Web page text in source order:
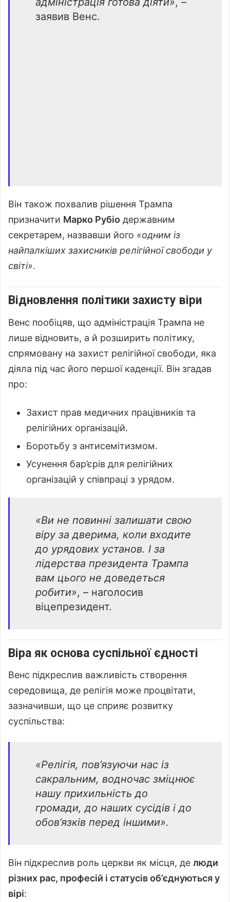
заявив Венс.
Він також похвалив рішення Трампа
призначити Марко Рубіо державним
секретарем, назвавши його «одним із
найпалкіших захисників релігійної свободи у
світі».
Відновлення політики захисту віри
Венс пообіцяв, що адміністрація Трампа не
лише відновить, а й розширить політику,
спрямовану на захист релігійної свободи, яка
діяла під час його першої каденції. Він згадав
про:
Захист прав медичних працівників та
релігійних організацій.
Боротьбу з антисемітизмом.
Усунення бар’єрів для релігійних
організацій у співпраці з урядом.
«Ви не повинні залишати свою
віру за дверима, коли входите
до урядових установ. І за
лідерства президента Трампа
вам цього не доведеться
робити», – наголосив
віцепрезидент.
Віра як основа суспільної єдності
Венс підкреслив важливість створення
середовища, де релігія може процвітати,
зазначивши, що це сприяє розвитку
суспільства:
«Релігія, пов’язуючи нас із
сакральним, водночас зміцнює
нашу прихильність до
громади, до наших сусідів і до
обов’язків перед іншими».
Він підкреслив роль церкви як місця, де люди
різних рас, професій і статусів об’єднуються у
вірі: